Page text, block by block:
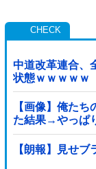
中道改革連合、
状態ｗｗｗｗｗ
【画像】俺た
た結果→やっぱ
w
【朗報】見せブ